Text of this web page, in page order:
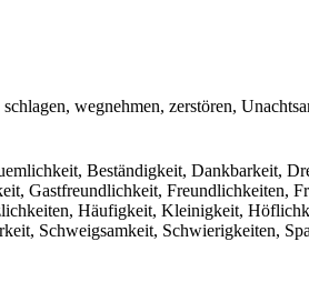
wegnehmen, zerstören,
Beständigkeit, Dankbarkeit,
Gastfreundlichkeit, Freundlichkeiten,
Häufigkeit, Kleinigkeit,
Schweigsamkeit, Schwierigkeiten,